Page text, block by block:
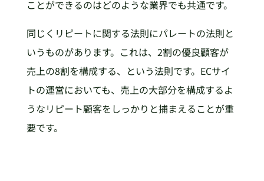
ことができるのはどのような業界でも共通です。
同じくリピートに関する法則にパレートの法則と
いうものがあります。これは、2割の優良顧客が
売上の8割を構成する、という法則です。ECサイ
トの運営においても、売上の大部分を構成するよ
うなリピート顧客をしっかりと捕まえることが重
要です。